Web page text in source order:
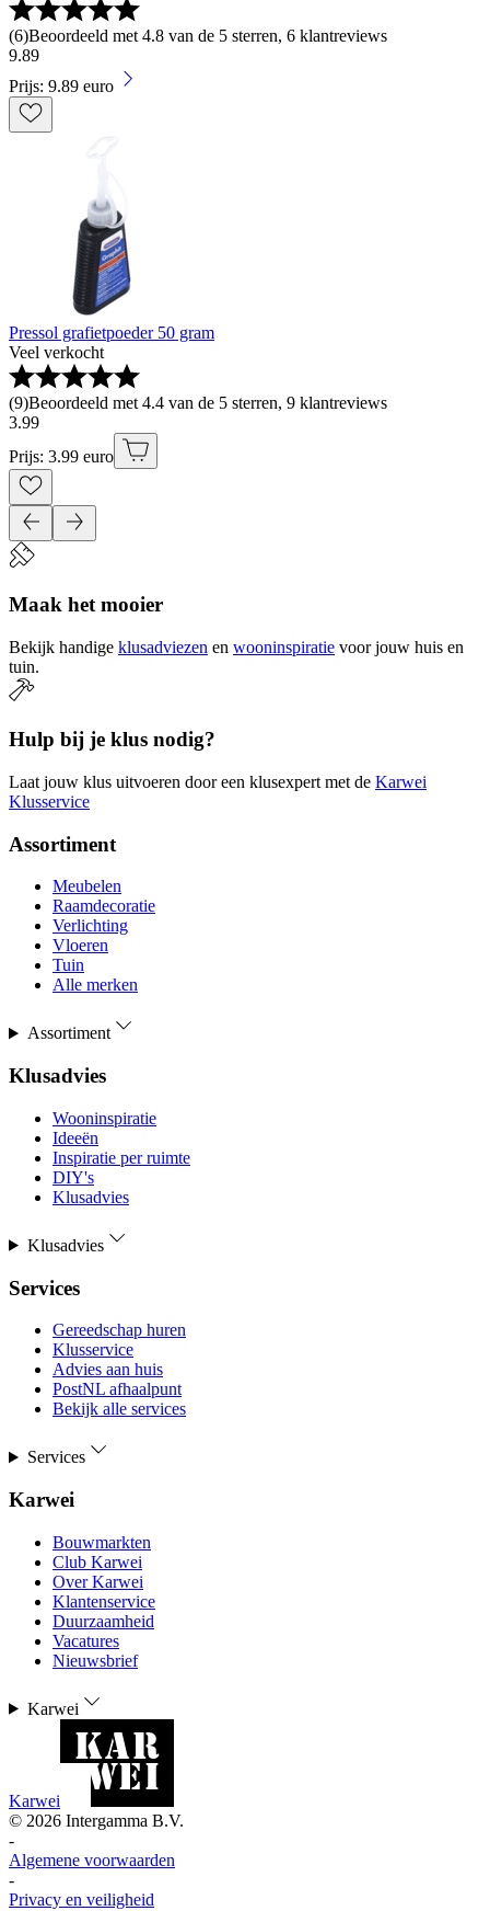
(6)Beoordeeld met 4.8 van de 5 sterren, 6 klantreviews
9.89
Prijs: 9.89 euro
Pressol grafietpoeder 50 gram
Veel verkocht
(9)Beoordeeld met 4.4 van de 5 sterren, 9 klantreviews
3.99
Prijs: 3.99 euro
Maak het mooier
Bekijk handige klusadviezen en wooninspiratie voor jouw huis en
tuin.
Hulp bij je klus nodig?
Laat jouw klus uitvoeren door een klusexpert met de Karwei
Klusservice
Assortiment
Meubelen
Raamdecoratie
Verlichting
Vloeren
Tuin
Alle merken
Assortiment
Klusadvies
Wooninspiratie
Ideeën
Inspiratie per ruimte
DIY's
Klusadvies
Klusadvies
Services
Gereedschap huren
Klusservice
Advies aan huis
PostNL afhaalpunt
Bekijk alle services
Services
Karwei
Bouwmarkten
Club Karwei
Over Karwei
Klantenservice
Duurzaamheid
Vacatures
Nieuwsbrief
Karwei
Karwei
© 2026 Intergamma B.V.
-
Algemene voorwaarden
-
Privacy en veiligheid